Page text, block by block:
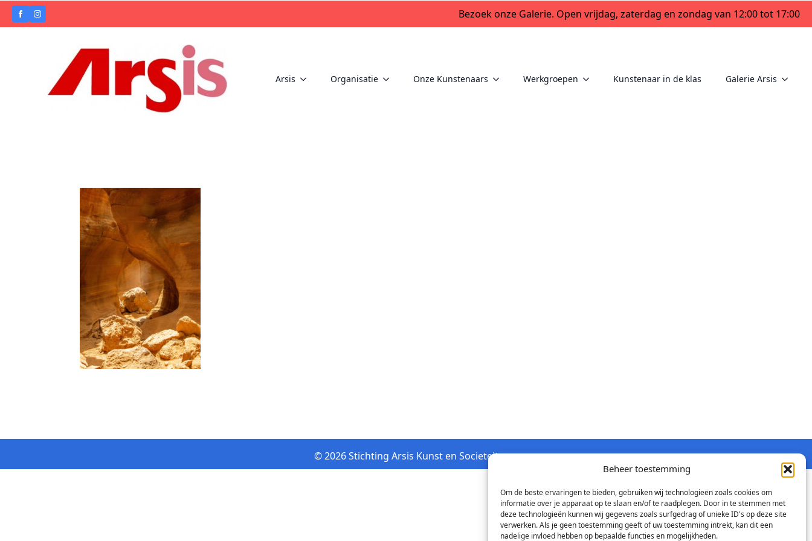
Beheer toestemming
Om de beste ervaringen te bieden, gebruiken wij technologieën zoals cookies om
informatie over je apparaat op te slaan en/of te raadplegen. Door in te stemmen met
deze technologieën kunnen wij gegevens zoals surfgedrag of unieke ID's op deze site
verwerken. Als je geen toestemming geeft of uw toestemming intrekt, kan dit een
nadelige invloed hebben op bepaalde functies en mogelijkheden.
Bezoek onze Galerie. Open vrijdag, zaterdag en zondag van 12:00 tot 17:00
Arsis Organisatie Onze Kunstenaars Werkgroepen Kunstenaar in de klas Galerie Arsis
© 2026 Stichting Arsis Kunst en Societeit